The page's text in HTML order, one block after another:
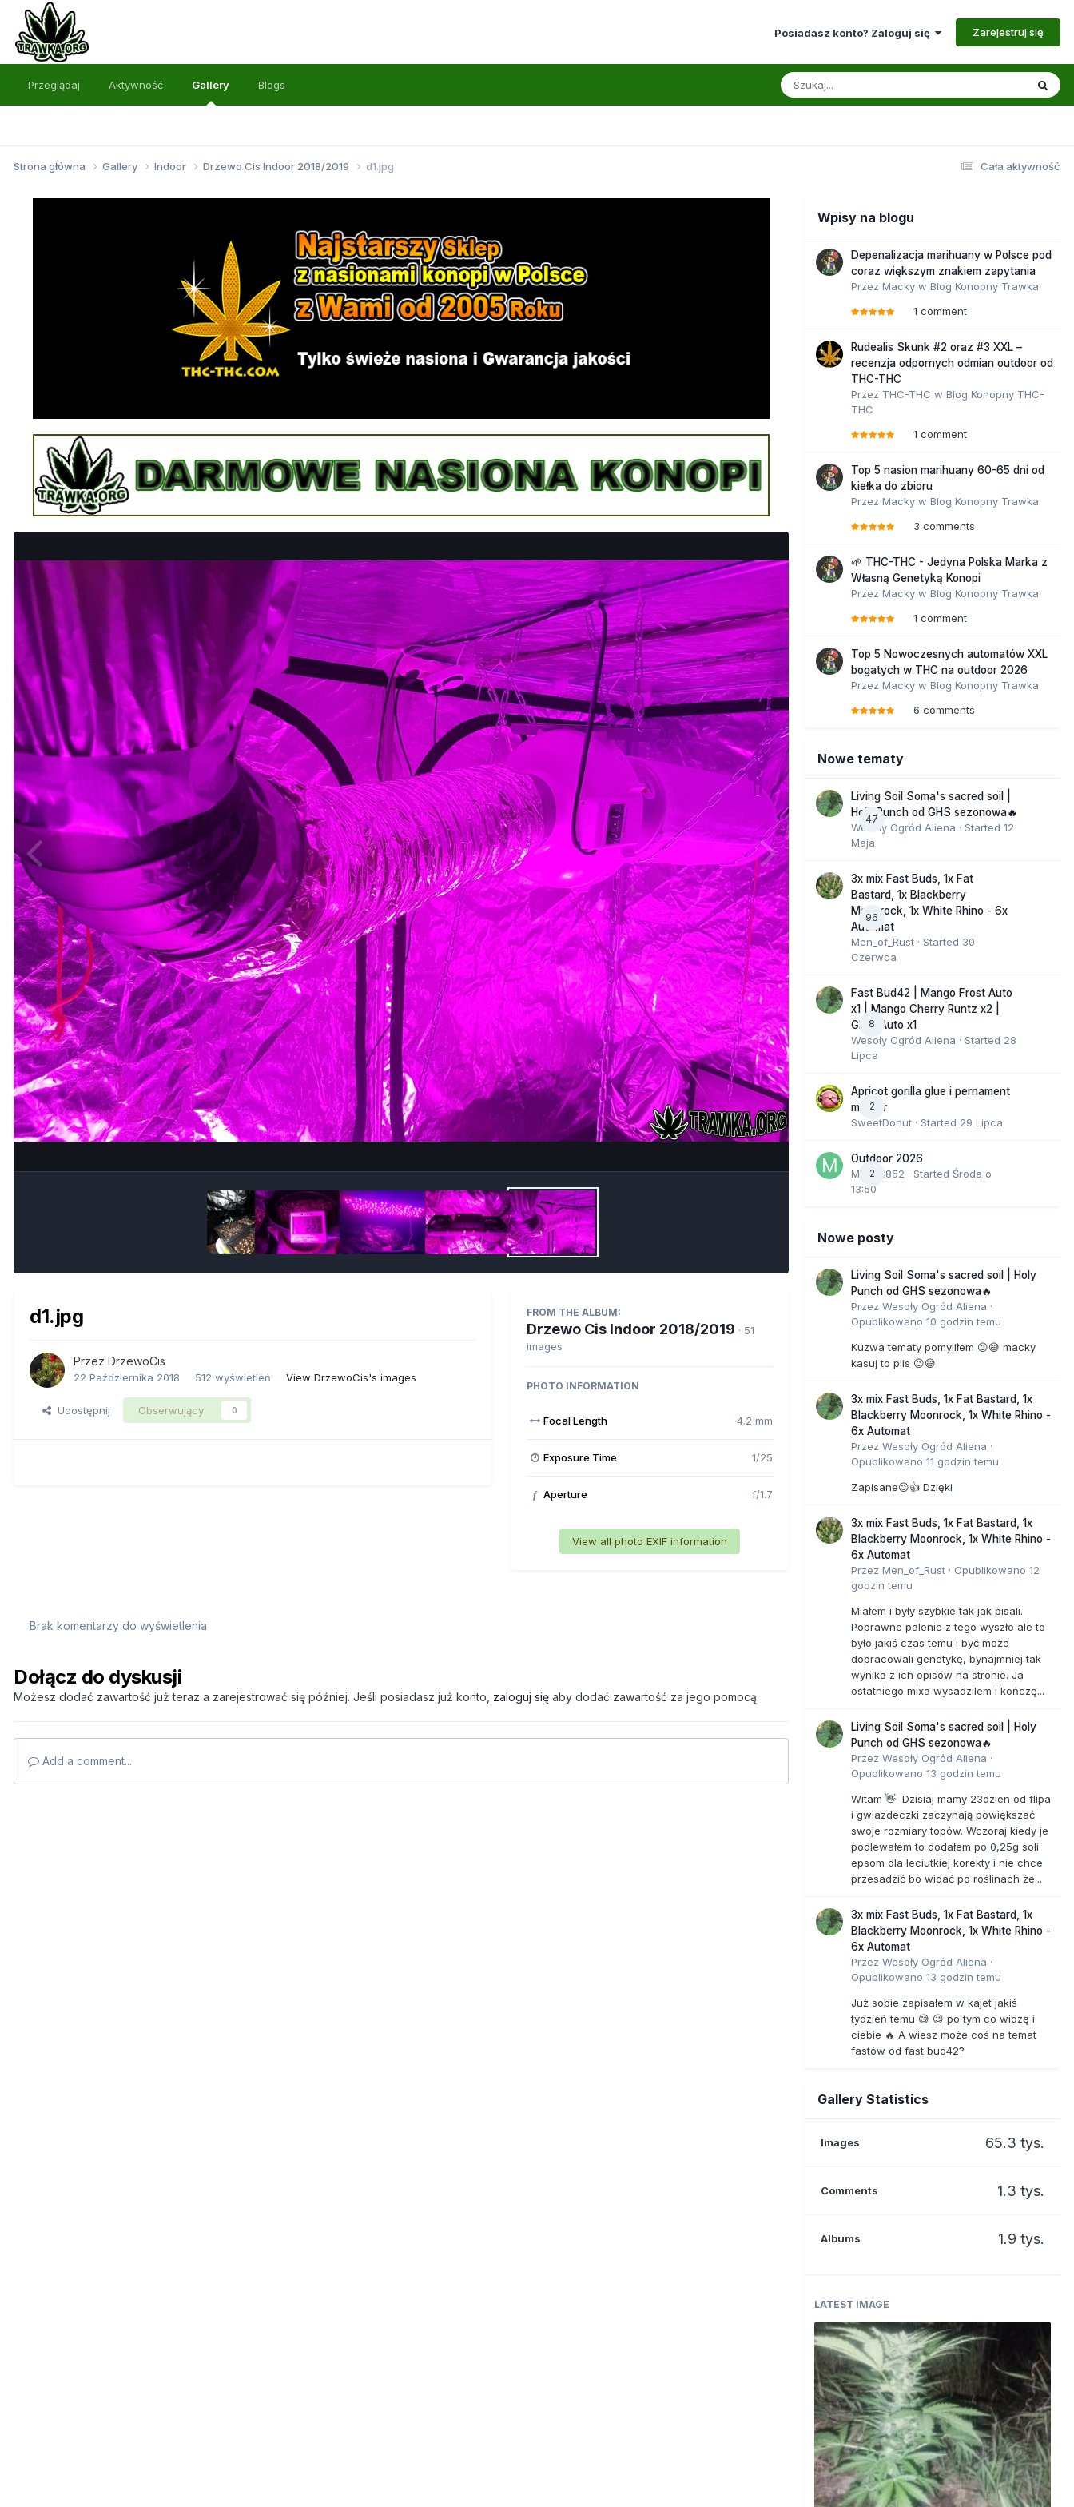
Posiadasz konto? Zaloguj się Zarejestruj się
Przeglądaj Aktywność Gallery Blogs
Cała aktywność
Strona główna Gallery Indoor Drzewo Cis Indoor 2018/2019 d1.jpg
Image Tools
d1.jpg
Przez DrzewoCis
22 Października 2018 512 wyświetleń View DrzewoCis's images
Udostępnij Obserwujący 0
FROM THE ALBUM:
Drzewo Cis Indoor 2018/2019 · 51
images
PHOTO INFORMATION
Focal Length 4.2 mm
Exposure Time 1/25
f Aperture f/1.7
View all photo EXIF information
Brak komentarzy do wyświetlenia
Dołącz do dyskusji
Możesz dodać zawartość już teraz a zarejestrować się później. Jeśli posiadasz już konto, zaloguj się aby dodać zawartość za jego pomocą.
Add a comment...
Wpisy na blogu
Depenalizacja marihuany w Polsce pod
coraz większym znakiem zapytania
Przez Macky w Blog Konopny Trawka
1 comment
Rudealis Skunk #2 oraz #3 XXL –
recenzja odpornych odmian outdoor od
THC-THC
Przez THC-THC w Blog Konopny THC-
THC
1 comment
Top 5 nasion marihuany 60-65 dni od
kiełka do zbioru
Przez Macky w Blog Konopny Trawka
3 comments
🌱 THC-THC - Jedyna Polska Marka z
Własną Genetyką Konopi
Przez Macky w Blog Konopny Trawka
1 comment
Top 5 Nowoczesnych automatów XXL
bogatych w THC na outdoor 2026
Przez Macky w Blog Konopny Trawka
6 comments
Nowe tematy
47
Living Soil Soma's sacred soil |
Holy Punch od GHS sezonowa🔥
Wesoły Ogród Aliena · Started 12
Maja
96
3x mix Fast Buds, 1x Fat
Bastard, 1x Blackberry
Moonrock, 1x White Rhino - 6x
Automat
Men_of_Rust · Started 30
Czerwca
8
Fast Bud42 | Mango Frost Auto
x1 | Mango Cherry Runtz x2 |
GMO Auto x1
Wesoły Ogród Aliena · Started 28
Lipca
2
Apricot gorilla glue i pernament
marker
SweetDonut · Started 29 Lipca
2
Outdoor 2026
Marcel852 · Started Środa o
13:50
Nowe posty
Living Soil Soma's sacred soil | Holy
Punch od GHS sezonowa🔥
Przez Wesoły Ogród Aliena ·
Opublikowano 10 godzin temu
Kuzwa tematy pomyliłem 😉😅 macky
kasuj to plis 😉😅
3x mix Fast Buds, 1x Fat Bastard, 1x
Blackberry Moonrock, 1x White Rhino -
6x Automat
Przez Wesoły Ogród Aliena ·
Opublikowano 11 godzin temu
Zapisane😉👍 Dzięki
3x mix Fast Buds, 1x Fat Bastard, 1x
Blackberry Moonrock, 1x White Rhino -
6x Automat
Przez Men_of_Rust · Opublikowano 12
godzin temu
Miałem i były szybkie tak jak pisali.
Poprawne palenie z tego wyszło ale to
było jakiś czas temu i być może
dopracowali genetykę, bynajmniej tak
wynika z ich opisów na stronie. Ja
ostatniego mixa wysadzilem i kończę...
Living Soil Soma's sacred soil | Holy
Punch od GHS sezonowa🔥
Przez Wesoły Ogród Aliena ·
Opublikowano 13 godzin temu
Witam 👋 Dzisiaj mamy 23dzien od flipa
i gwiazdeczki zaczynają powiększać
swoje rozmiary topów. Wczoraj kiedy je
podlewałem to dodałem po 0,25g soli
epsom dla leciutkiej korekty i nie chce
przesadzić bo widać po roślinach że...
3x mix Fast Buds, 1x Fat Bastard, 1x
Blackberry Moonrock, 1x White Rhino -
6x Automat
Przez Wesoły Ogród Aliena ·
Opublikowano 13 godzin temu
Już sobie zapisałem w kajet jakiś
tydzień temu 😅 😉 po tym co widzę i
ciebie 🔥 A wiesz może coś na temat
fastów od fast bud42?
Gallery Statistics
Images 65.3 tys.
Comments 1.3 tys.
Albums 1.9 tys.
LATEST IMAGE